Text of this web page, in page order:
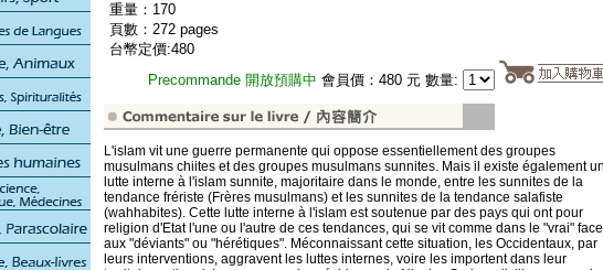
重量：170
頁數：272 pages
台幣定價:480
Precommande 開放預購中 會員價：480 元 數量:
L'islam vit une guerre permanente qui oppose essentiellement des groupes
musulmans chiites et des groupes musulmans sunnites. Mais il existe également
lutte interne à l'islam sunnite, majoritaire dans le monde, entre les sunnites de la
tendance frériste (Frères musulmans) et les sunnites de la tendance salafiste
(wahhabites). Cette lutte interne à l'islam est soutenue par des pays qui ont pour
religion d'Etat l'une ou l'autre de ces tendances, qui se vit comme dans le "vrai" face
aux "déviants" ou "hérétiques". Méconnaissant cette situation, les Occidentaux, par
leurs interventions, aggravent les luttes internes, voire les importent dans leur